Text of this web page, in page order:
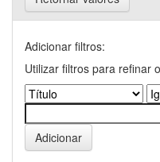
Adicionar filtros:
Utilizar filtros para refinar